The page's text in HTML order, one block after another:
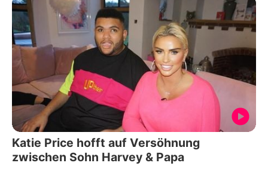
Katie Price hofft auf Versöhnung
zwischen Sohn Harvey & Papa